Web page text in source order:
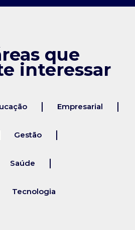
que
interessar
Empresarial
Gestão
Saúde
Tecnologia